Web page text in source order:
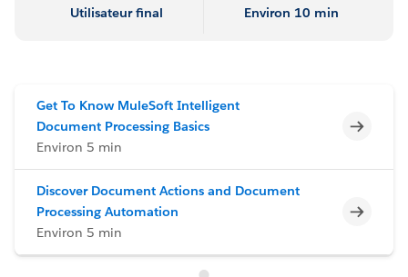
Utilisateur final Environ 10 min
Get To Know MuleSoft Intelligent
Document Processing Basics
Environ 5 min
Discover Document Actions and Document
Processing Automation
Environ 5 min